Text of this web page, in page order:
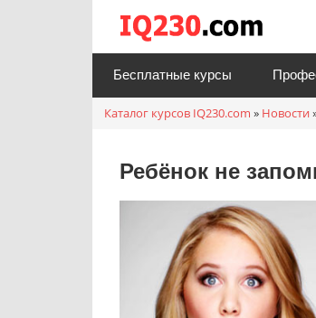
Перейти
содержимому
Бесплатные курсы
Каталог курсов IQ230.com » Новости
Ребёнок не